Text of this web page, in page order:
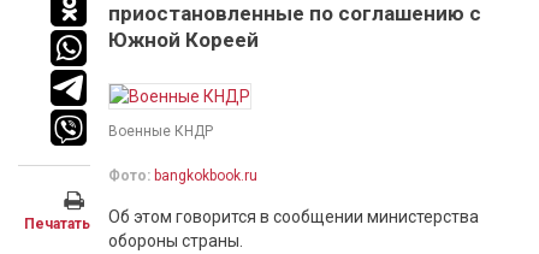
Печатать
приостановленные по соглашению с
Южной Кореей
Военные КНДР
Фото: bangkokbook.ru
Об этом говорится в сообщении министерства
обороны страны.